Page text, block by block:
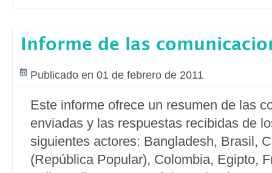
Informe de las
Publicado en 01 de febrero de 2011
Este informe ofrece un resumen de las
enviadas y las respuestas recibidas de
siguientes actores: Bangladesh, Brasil,
(República Popular), Colombia, Egipto,